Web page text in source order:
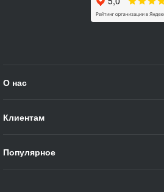
О нас
Клиентам
Популярное